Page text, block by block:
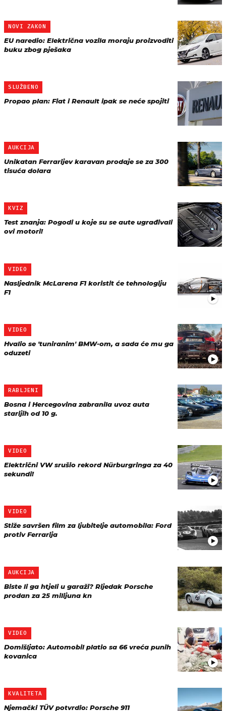
NOVI ZAKON
EU naredio: Električna vozila moraju proizvoditi
buku zbog pješaka
SLUŽBENO
Propao plan: Fiat i Renault ipak se neće spojiti
AUKCIJA
Unikatan Ferrarijev karavan prodaje se za 300
tisuća dolara
KVIZ
Test znanja: Pogodi u koje su se aute ugrađivali
ovi motori!
VIDEO
Nasljednik McLarena F1 koristit će tehnologiju
F1
VIDEO
Hvalio se 'tuniranim' BMW-om, a sada će mu ga
oduzeti
RABLJENI
Bosna i Hercegovina zabranila uvoz auta
starijih od 10 g.
VIDEO
Električni VW srušio rekord Nürburgringa za 40
sekundi!
VIDEO
Stiže savršen film za ljubitelje automobila: Ford
protiv Ferrarija
AUKCIJA
Biste li ga htjeli u garaži? Rijedak Porsche
prodan za 25 milijuna kn
VIDEO
Domišljato: Automobil platio sa 66 vreća punih
kovanica
KVALITETA
Njemački TÜV potvrdio: Porsche 911